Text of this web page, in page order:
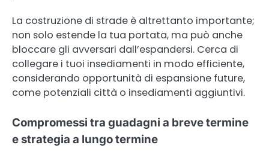
La costruzione di strade è altrettanto importante;
non solo estende la tua portata, ma può anche
bloccare gli avversari dall’espandersi. Cerca di
collegare i tuoi insediamenti in modo efficiente,
considerando opportunità di espansione future,
come potenziali città o insediamenti aggiuntivi.
Compromessi tra guadagni a breve termine
e strategia a lungo termine